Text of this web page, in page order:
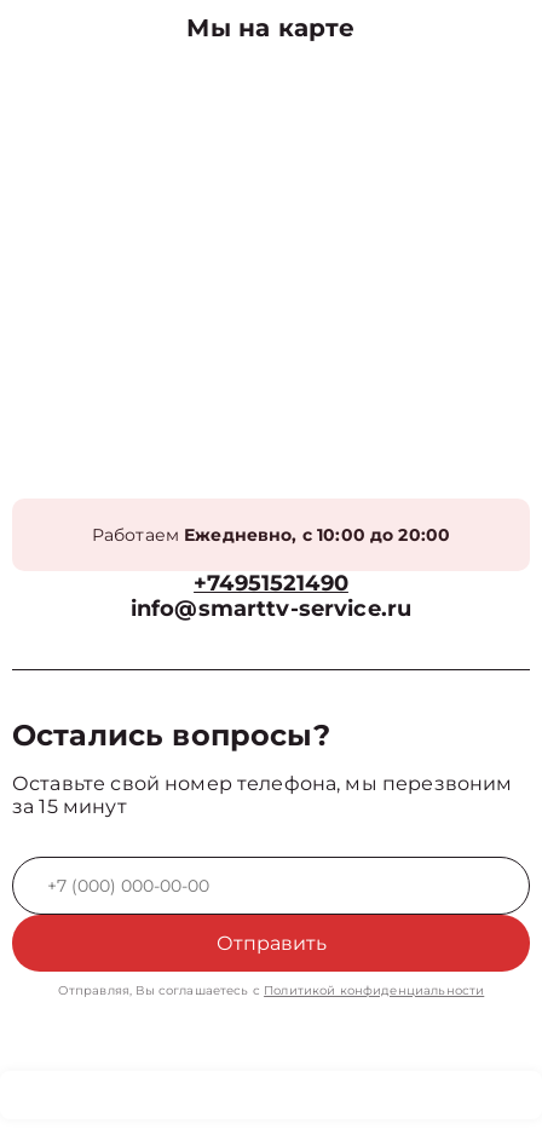
Мы на карте
Работаем Ежедневно, с 10:00 до 20:00
+74951521490
info@smarttv-service.ru
Остались вопросы?
Оставьте свой номер телефона, мы перезвоним
за 15 минут
Отправить
Отправляя, Вы соглашаетесь с Политикой конфиденциальности